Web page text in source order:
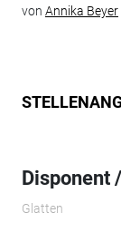
von Annika Beyer
Disponent
Glatten